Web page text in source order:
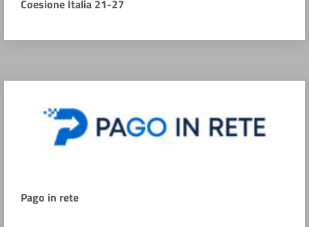
Coesione Italia 21-27
Pago in rete